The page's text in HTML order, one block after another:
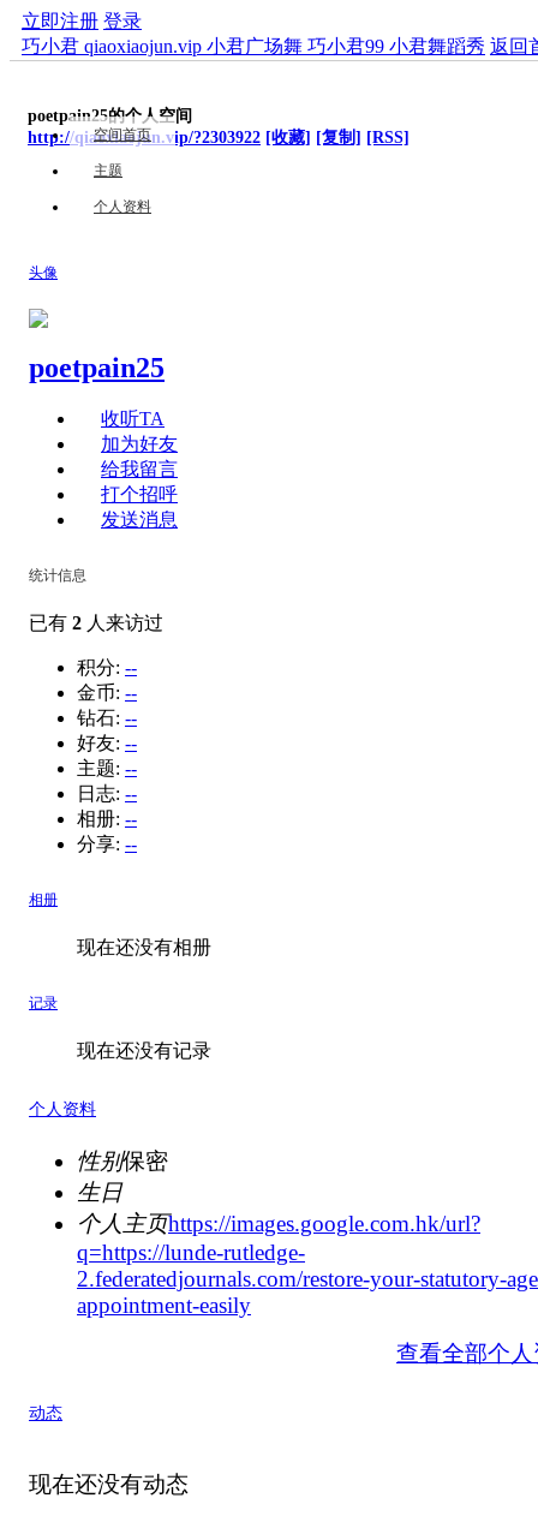
立即注册 登录
巧小君 qiaoxiaojun.vip 小君广场舞 巧小君99 小君舞蹈秀 返回
poetpain25的个人空间
http://qiaoxiaojun.vip/?2303922 [收藏] [复制] [RSS]
空间首页
主题
个人资料
头像
poetpain25
收听TA
加为好友
给我留言
打个招呼
发送消息
统计信息
已有 2 人来访过
积分: --
金币: --
钻石: --
好友: --
主题: --
日志: --
相册: --
分享: --
相册
现在还没有相册
记录
现在还没有记录
个人资料
性别保密
生日
个人主页https://images.google.com.hk/url?
q=https://lunde-rutledge-
2.federatedjournals.com/restore-your-statutory-
appointment-easily
查看全部个
动态
现在还没有动态